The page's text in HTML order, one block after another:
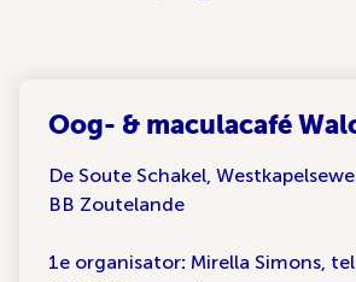
Oog- & maculacafé
De Soute Schakel,
BB Zoutelande
1e organisator: Mirella Simons,